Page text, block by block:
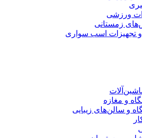
ورزشی
زمستانی
تجهیزات اسب سواری
و مغازه
و سالن‌های زیبایی